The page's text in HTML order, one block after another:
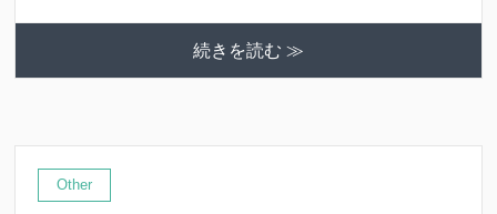
続きを読む ≫
Other